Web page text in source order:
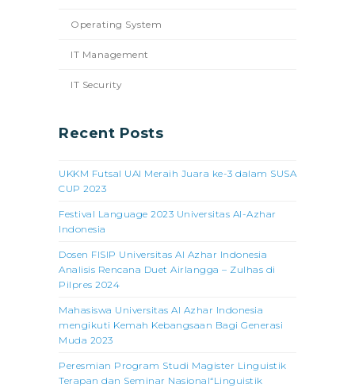
Operating System
IT Management
IT Security
Recent Posts
UKKM Futsal UAI Meraih Juara ke-3 dalam SUSA
CUP 2023
Festival Language 2023 Universitas Al-Azhar
Indonesia
Dosen FISIP Universitas Al Azhar Indonesia
Analisis Rencana Duet Airlangga – Zulhas di
Pilpres 2024
Mahasiswa Universitas Al Azhar Indonesia
mengikuti Kemah Kebangsaan Bagi Generasi
Muda 2023
Peresmian Program Studi Magister Linguistik
Terapan dan Seminar Nasional“Linguistik